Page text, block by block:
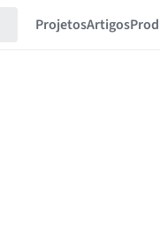
ProjetosArtigos